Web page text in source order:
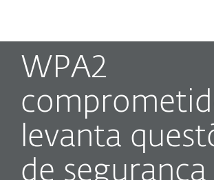
WPA2
levanta
de segurança